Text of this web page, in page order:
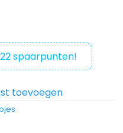
22spaarpunten!
toevoegen